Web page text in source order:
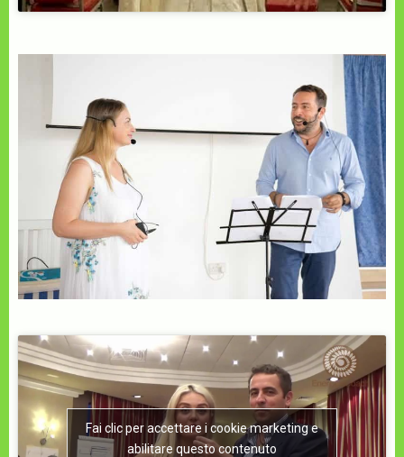
Fai clic per accettare i cookie marketing e
abilitare questo contenuto